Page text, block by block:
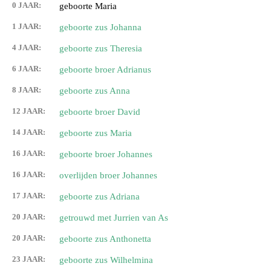
0 JAAR: geboorte Maria
1 JAAR: geboorte zus Johanna
4 JAAR: geboorte zus Theresia
6 JAAR: geboorte broer Adrianus
8 JAAR: geboorte zus Anna
12 JAAR: geboorte broer David
14 JAAR: geboorte zus Maria
16 JAAR: geboorte broer Johannes
16 JAAR: overlijden broer Johannes
17 JAAR: geboorte zus Adriana
20 JAAR: getrouwd met Jurrien van As
20 JAAR: geboorte zus Anthonetta
23 JAAR: geboorte zus Wilhelmina